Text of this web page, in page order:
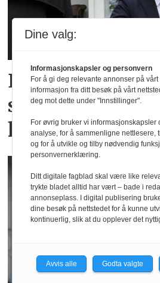
Elendig
sommervær gir
hotellene
Dine valg:
Informasjonskapsler og personvern
For å gi deg relevante annonser på
informasjon fra ditt besøk på vårt
deg mot dette under "Innstillinger".
For øvrig bruker vi informasjonskapsler
analyse, for å sammenligne nettlesere,
og for å utvikle og tilby nødvendig
personvernerklæring.
Ditt digitale fagblad skal være like
trykte bladet alltid har vært – bade i
annonseplass. I digital publisering
dine besøk på nettstedet for å kunne
kontinuerlig, slik at du opplever det
Avvis alle Godta valgte